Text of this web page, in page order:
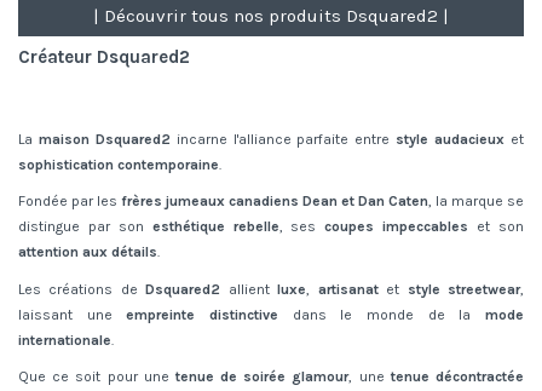
| Découvrir tous nos produits Dsquared2 |
Créateur Dsquared2
La maison Dsquared2 incarne l'alliance parfaite entre style audacieux et
sophistication contemporaine
Fondée par les frères jumeaux canadiens Dean et Dan Caten, la marque se
distingue par son esthétique rebelle, sescoupes impeccables et son
attention aux détails.
Les créations deDsquared2 allientluxe, artisanatet style streetwear,
laissant uneempreinte distinctive dans le monde de lamode
internationale.
Que ce soit pour une tenue de soirée glamour, une tenue décontractée